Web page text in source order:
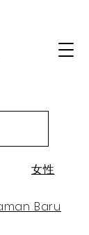
女性
Baru